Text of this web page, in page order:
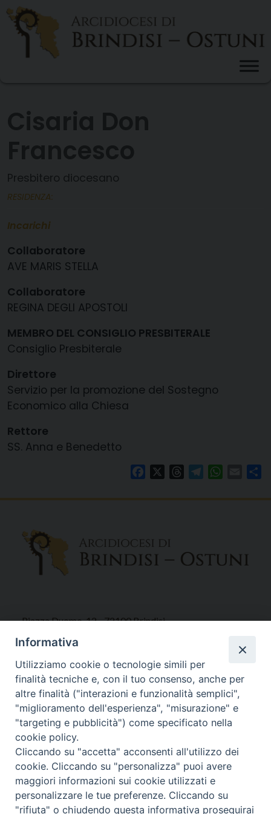
Skip
content
Presbitero diocesano
RESIDENZA:
Incarichi
Collaboratore
AVE MARIS STELLA
Collaboratore
REGINA DEGLI APOSTOLI
MEMBRO DEL CONSIGLIO PRESBITERALE
Consiglio Presbiterale
Direttore
Servizio per la promozione del Sostegno
Economico alla Chiesa
Rettore
SS. Anna e Benedetto
FacebookThreadsTelegram Email
Piazza Duomo, 12 - 72100 Brindisi
Tel 0831.521958
Fax 0831.528315
Orari Curia
Mar. / Mer. / Giov. ore 9 - 13
nei mesi estivi solo Martedì ore 9 - 13
WebMail
Informativa
Utilizziamo cookie o tecnologie simili per
finalità tecniche e, con il tuo consenso, anche per
altre finalità ("interazioni e funzionalità semplici",
"miglioramento dell'esperienza", "misurazione" e
"targeting e pubblicità") come specificato nella
cookie policy.
Cliccando su "accetta" acconsenti all'utilizzo dei
cookie. Cliccando su "personalizza" puoi avere
maggiori informazioni sui cookie utilizzati e
personalizzare le tue preferenze. Cliccando su
"rifiuta" o chiudendo questa informativa proseguirai